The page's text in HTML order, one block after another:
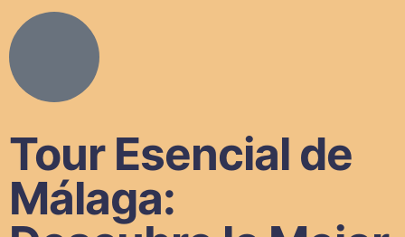
Tour Esencial de
Málaga: